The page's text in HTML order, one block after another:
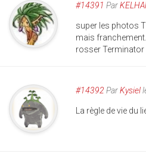
#14391 Par
super les photos
mais
rosser Terminator
#14392 ParKysiel
La règle de vie